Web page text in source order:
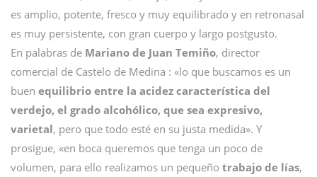
es amplio, potente, fresco y muy equilibrado y en retronasal
es muy persistente, con gran cuerpo y largo postgusto.
En palabras de Mariano de Juan Temiño, director
comercial de Castelo de Medina : «lo que buscamos es un
buen equilibrio entre la acidez característica del
verdejo, el grado alcohólico, que sea expresivo,
varietal, pero que todo esté en su justa medida». Y
prosigue, «en boca queremos que tenga un poco de
volumen, para ello realizamos un pequeño trabajo de lías,